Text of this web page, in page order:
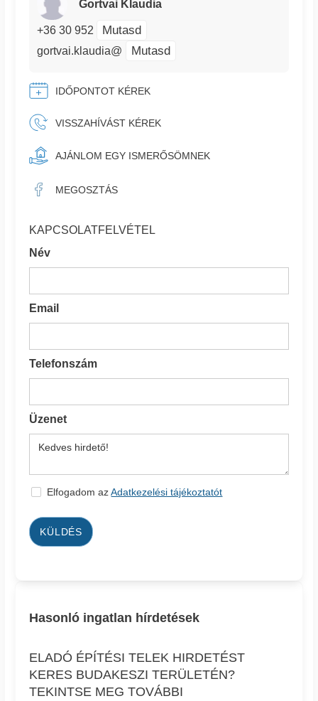
Gortvai Klaudia
+36 30 952 Mutasd
gortvai.klaudia@ Mutasd
IDŐPONTOT KÉREK
VISSZAHÍVÁST KÉREK
AJÁNLOM EGY ISMERŐSÖMNEK
MEGOSZTÁS
KAPCSOLATFELVÉTEL
Név
Email
Telefonszám
Üzenet
Elfogadom azAdatkezelési tájékoztatót
KÜLDÉS
Hasonló ingatlan hírdetések
ELADÓ ÉPÍTÉSI TELEK HIRDETÉST
KERES BUDAKESZI TERÜLETÉN?
TEKINTSE MEG TOVÁBBI